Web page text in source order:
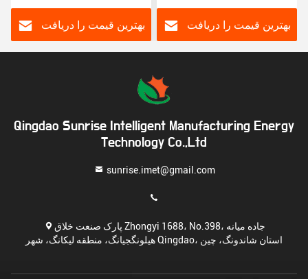
چوب ماهیگیری
بهترین قیمت را دریافت بهترین قیمت را دریافت
Qingdao Sunrise Intelligent Manufacturing Energy
Technology Co.,Ltd
sunrise.imet@gmail.com
پارک صنعت خلاق Zhongyi 1688، No.398، جاده میانه
هیلونگجیانگ، منطقه لیکانگ، شهر Qingdao، استان شاندونگ، چین